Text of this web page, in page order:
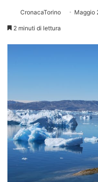
CronacaTorino Maggio
2 minuti di lettura